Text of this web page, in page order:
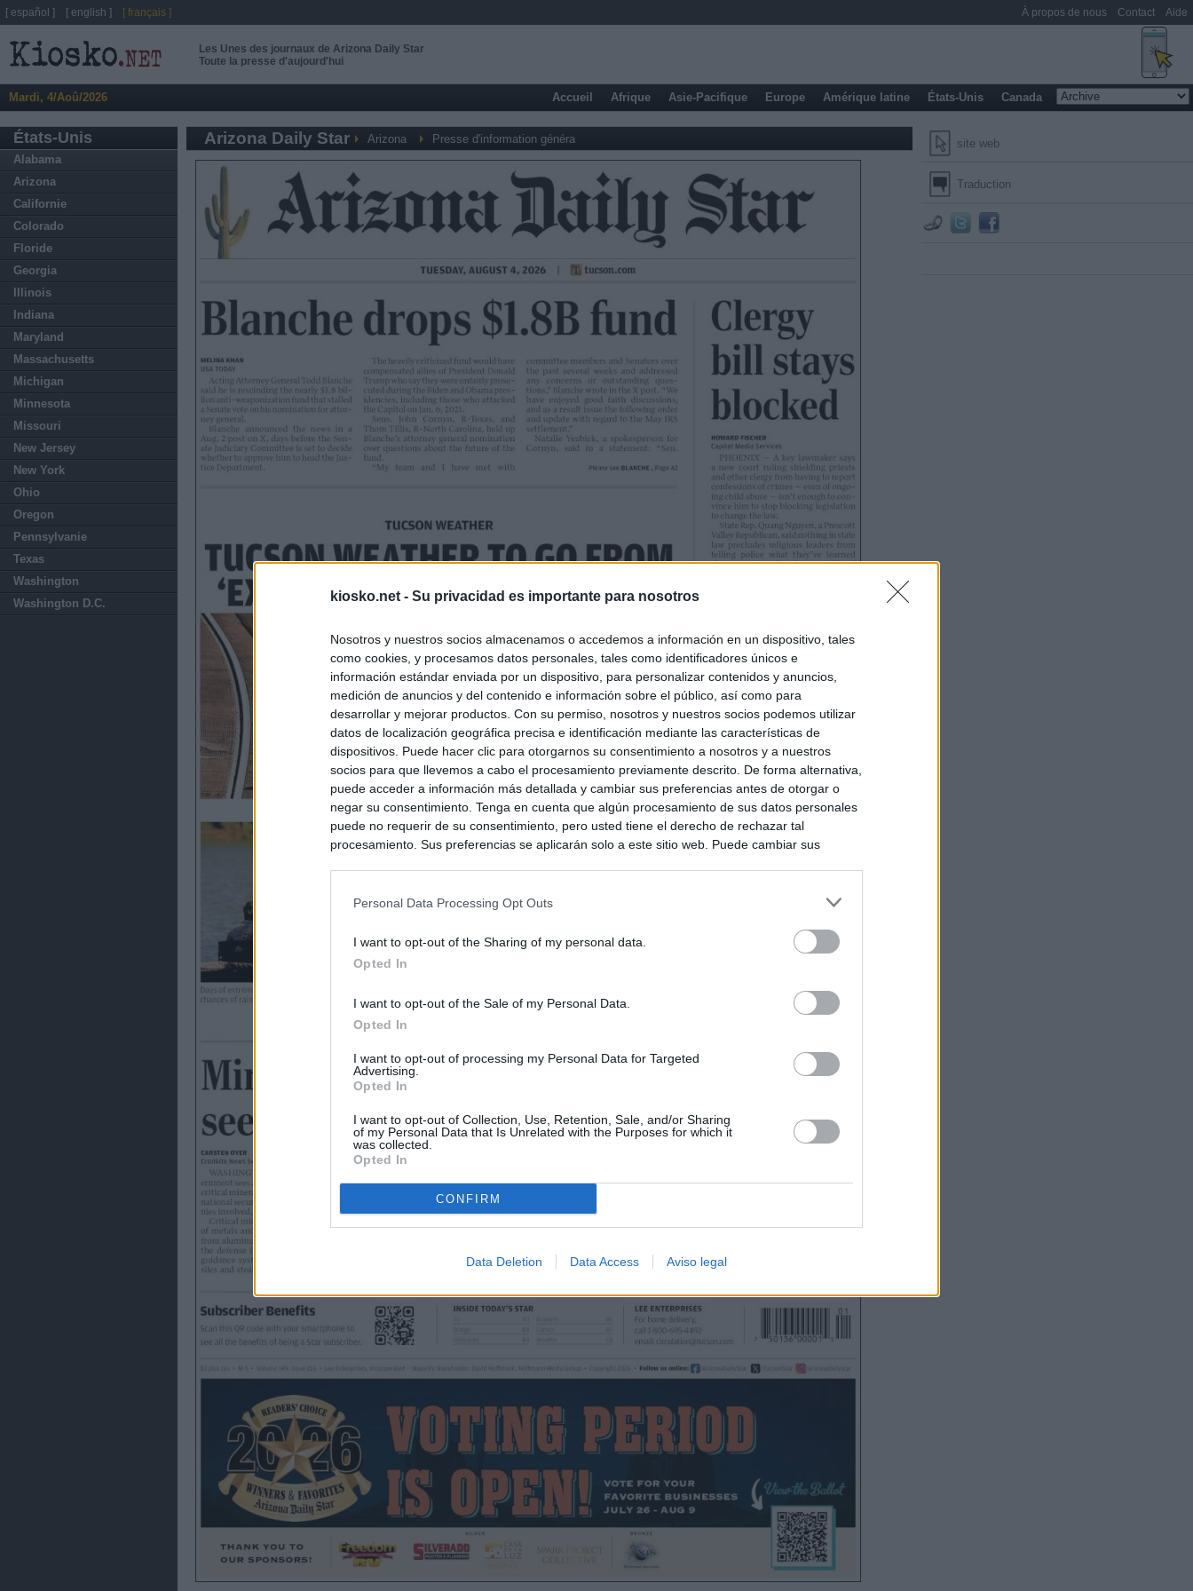
kiosko.net - Su privacidad es importante para nosotros
Nosotros y nuestros socios almacenamos o accedemos a información en un dispositivo, tales
como cookies, y procesamos datos personales, tales como identificadores únicos e
información estándar enviada por un dispositivo, para personalizar contenidos y anuncios,
medición de anuncios y del contenido e información sobre el público, así como para
desarrollar y mejorar productos. Con su permiso, nosotros y nuestros socios podemos utilizar
datos de localización geográfica precisa e identificación mediante las características de
dispositivos. Puede hacer clic para otorgarnos su consentimiento a nosotros y a nuestros
socios para que llevemos a cabo el procesamiento previamente descrito. De forma alternativa,
puede acceder a información más detallada y cambiar sus preferencias antes de otorgar o
negar su consentimiento. Tenga en cuenta que algún procesamiento de sus datos personales
puede no requerir de su consentimiento, pero usted tiene el derecho de rechazar tal
procesamiento. Sus preferencias se aplicarán solo a este sitio web. Puede cambiar sus
Personal Data Processing Opt Outs
I want to opt-out of the Sharing of my personal data.
Opted In
I want to opt-out of the Sale of my Personal Data.
Opted In
I want to opt-out of processing my Personal Data for Targeted
Advertising.
Opted In
I want to opt-out of Collection, Use, Retention, Sale, and/or Sharing
of my Personal Data that Is Unrelated with the Purposes for which it
was collected.
Opted In
CONFIRM
Data Deletion Data Access Aviso legal
Les Unes des journaux de Arizona Daily Star
Toute la presse d'aujourd'hui
Mardi, 4/Aoû/2026 Accueil Afrique Asie-Pacifique Europe Amérique latine États-Unis Canada
États-Unis
Alabama
Arizona
Californie
Colorado
Floride
Georgia
Illinois
Indiana
Maryland
Massachusetts
Michigan
Minnesota
Missouri
New Jersey
New York
Ohio
Oregon
Pennsylvanie
Texas
Washington
Washington D.C.
site web
Traduction
Arizona Daily Star Arizona Presse d'information généra
[ español ] [ english ] [ français ] À propos de nous Contact Aide